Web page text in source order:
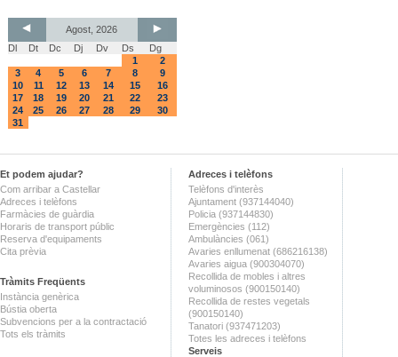
Agost, 2026
Dl
Dt Dc Dj Dv Ds
Dg
1
2
3
4 5 6 7 8
9
10
11 12 13 14 15
16
17
18 19 20 21 22
23
24
25 26 27 28 29
30
31
Et podem ajudar?
Com arribar a Castellar
Adreces i telèfons
Farmàcies de guàrdia
Horaris de transport públic
Reserva d'equipaments
Cita prèvia
Tràmits Freqüents
Instància genèrica
Bústia oberta
Subvencions per a la contractació
Tots els tràmits
Adreces i telèfons
Telèfons d'interès
Ajuntament (937144040)
Policia (937144830)
Emergències (112)
Ambulàncies (061)
Avaries enllumenat (686216138)
Avaries aigua (900304070)
Recollida de mobles i altres
voluminosos (900150140)
Recollida de restes vegetals
(900150140)
Tanatori (937471203)
Totes les adreces i telèfons
Serveis